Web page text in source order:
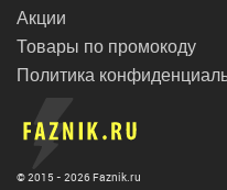
Акции
Товары по промокоду
Политика
© 2015 - 2026 Faznik.ru